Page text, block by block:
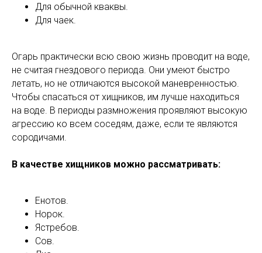
Для обычной кваквы.
Для чаек.
Огарь практически всю свою жизнь проводит на воде,
не считая гнездового периода. Они умеют быстро
летать, но не отличаются высокой маневренностью.
Чтобы спасаться от хищников, им лучше находиться
на воде. В периоды размножения проявляют высокую
агрессию ко всем соседям, даже, если те являются
сородичами.
В качестве хищников можно рассматривать:
Енотов.
Норок.
Ястребов.
Сов.